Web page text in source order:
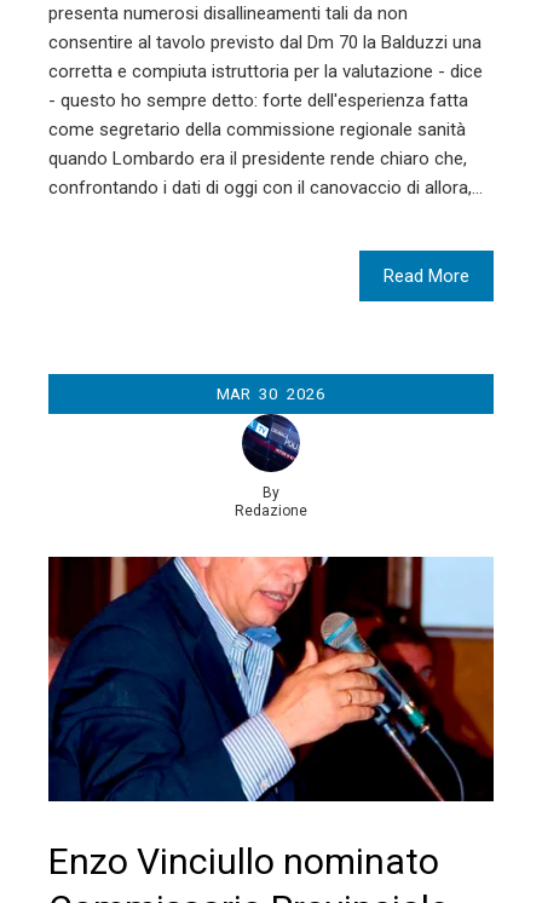
presenta numerosi disallineamenti tali da non
consentire al tavolo previsto dal Dm 70 la Balduzzi una
corretta e compiuta istruttoria per la valutazione - dice
- questo ho sempre detto: forte dell'esperienza fatta
come segretario della commissione regionale sanità
quando Lombardo era il presidente rende chiaro che,
confrontando i dati di oggi con il canovaccio di allora,…
Read More
MAR 30 2026
By
Redazione
Enzo Vinciullo nominato